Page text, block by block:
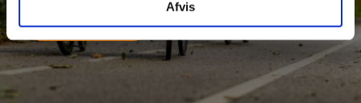
Afvis
VIES shop